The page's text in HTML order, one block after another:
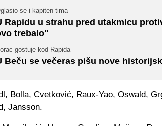
se i kapiten tima
Rapidu u strahu pred utakmicu
trebalo"
gostuje kod Rapida
Beču se večeras pišu nove
Bolla, Cvetković, Raux-Yao, Oswald,
Jansson.